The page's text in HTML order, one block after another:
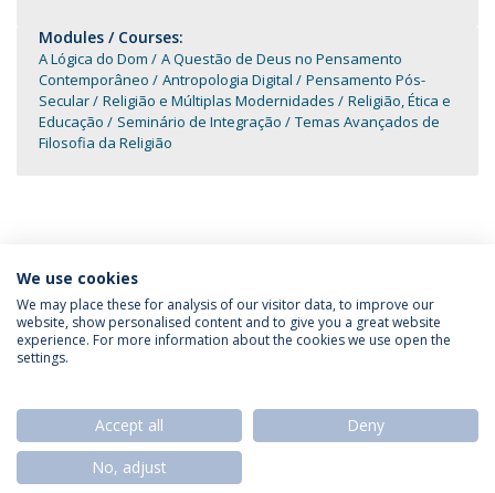
Modules / Courses:
A Lógica do Dom
A Questão de Deus no Pensamento
Contemporâneo
Antropologia Digital
Pensamento Pós-
Secular
Religião e Múltiplas Modernidades
Religião, Ética e
Educação
Seminário de Integração
Temas Avançados de
Filosofia da Religião
Política de Privacidade
Termos & Condições
© 2026 Universidade Católica Portuguesa
We use cookies
We may place these for analysis of our visitor data, to improve our
website, show personalised content and to give you a great website
experience. For more information about the cookies we use open the
settings.
Accept all
Deny
No, adjust